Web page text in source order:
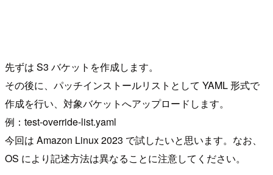
先ずは S3 バケットを作成します。
その後に、パッチインストールリストとして YAML 形式で
作成を行い、対象バケットへアップロードします。
例：test-override-list.yaml
今回は Amazon Linux 2023 で試したいと思います。なお、
OS により記述方法は異なることに注意してください。